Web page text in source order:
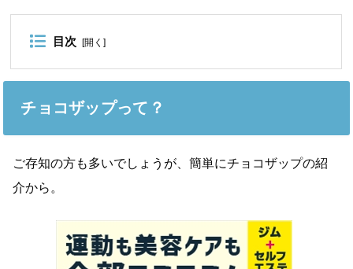
目次 [開く ]
チョコザップって？
ご存知の方も多いでしょうが、簡単にチョコザップの紹
介から。